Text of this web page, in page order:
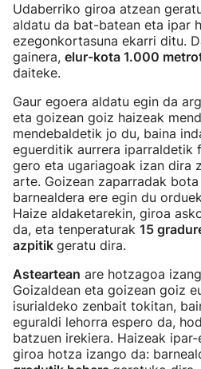
Udaberriko giroa atzean
aldatu da bat-batean eta ipar
ezegonkortasuna ekarri ditu.
gainera, elur-kota 1.000
daiteke.
Gaur egoera aldatu egin da
eta goizean goiz haizeak
mendebaldetik jo du, baina
eguerditik aurrera iparraldetik
gero eta ugariagoak izan dira
arte. Goizean zaparradak
barnealdera ere egin du
Haize aldaketarekin, giroa
da, eta tenperaturak 15
azpitik geratu dira.
Asteartean are hotzagoa
Goizaldean eta goizean goiz
isurialdeko zenbait tokitan,
eguraldi lehorra espero da,
batzuen irekiera. Haizeak
giroa hotza izango da: